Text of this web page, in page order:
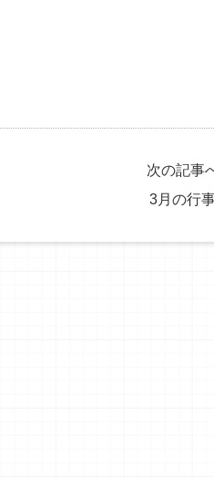
次の記事
3月の行